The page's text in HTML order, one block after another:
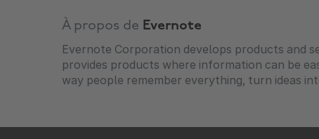
À propos de Evernote
Evernote Corporation develops products and
provides products where information can be
way people remember everything, turn ideas